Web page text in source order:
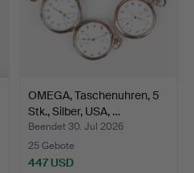
OMEGA, Taschenuhren, 5
Stk., Silber, USA, …
Beendet 30. Jul 2026
25 Gebote
447 USD